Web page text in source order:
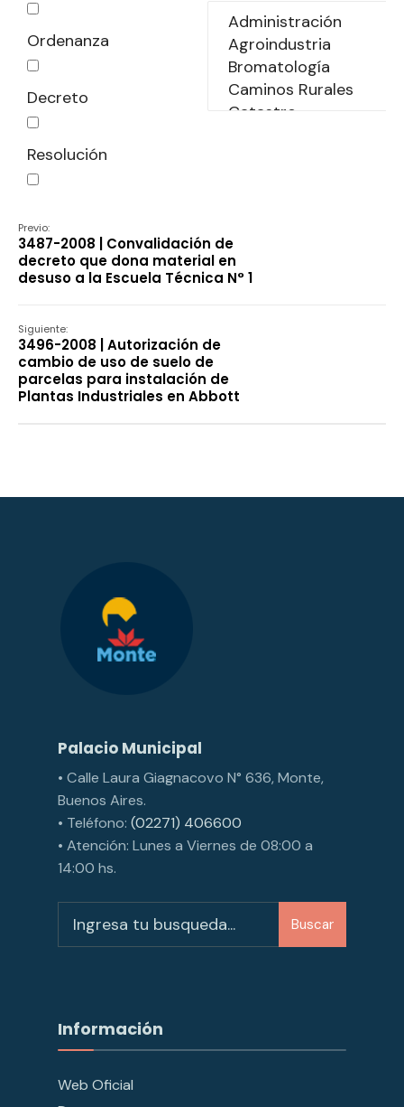
Ordenanza
Decreto
Resolución
Previo:
3487-2008 | Convalidación de
decreto que dona material en
desuso a la Escuela Técnica N° 1
Siguiente:
3496-2008 | Autorización de
cambio de uso de suelo de
parcelas para instalación de
Plantas Industriales en Abbott
Palacio Municipal
• Calle Laura Giagnacovo N° 636, Monte,
Buenos Aires.
• Teléfono: (02271) 406600
• Atención: Lunes a Viernes de 08:00 a
14:00 hs.
Buscar
Información
Web Oficial